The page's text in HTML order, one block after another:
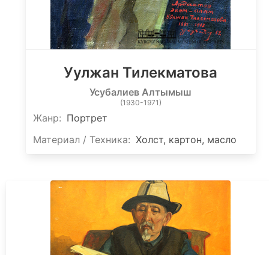
Уулжан Тилекматова
Усубалиев Алтымыш
(1930-1971)
Жанр: Портрет
Материал / Техника: Холст, картон, масло